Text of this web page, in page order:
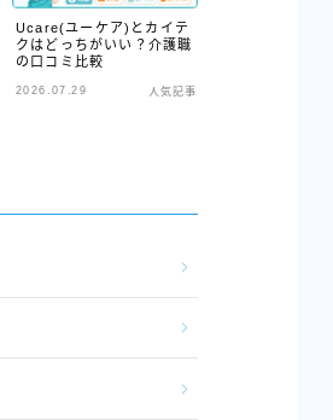
Ucare(ユーケア)とカイテ
クはどっちがいい？介護職
の口コミ比較
2026.07.29 人気記事